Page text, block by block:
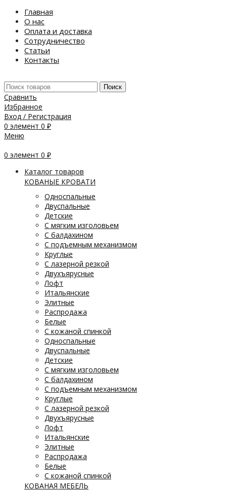
Главная
О нас
Оплата и доставка
Сотрудничество
Статьи
Контакты
Поиск
Сравнить
Избранное
Вход / Регистрация
0 элемент 0 ₽
Меню
0 элемент 0 ₽
Каталог товаров
КОВАНЫЕ КРОВАТИ
Односпальные
Двуспальные
Детские
С мягким изголовьем
С балдахином
С подъемным механизмом
Круглые
С лазерной резкой
Двухъярусные
Лофт
Итальянские
Элитные
Распродажа
Белые
С кожаной спинкой
Односпальные
Двуспальные
Детские
С мягким изголовьем
С балдахином
С подъемным механизмом
Круглые
С лазерной резкой
Двухъярусные
Лофт
Итальянские
Элитные
Распродажа
Белые
С кожаной спинкой
КОВАНАЯ МЕБЕЛЬ